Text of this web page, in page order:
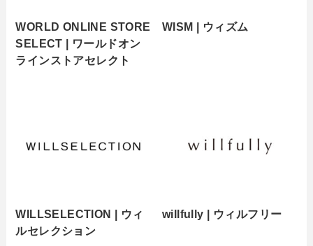
WORLD ONLINE STORE
SELECT | ワールドオン
ラインストアセレクト
WISM | ウィズム
WILLSELECTION | ウィ
ルセレクション
willfully | ウィルフリー